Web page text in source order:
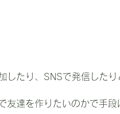
したり、SNSで発信した
友達を作りたいのかで手段